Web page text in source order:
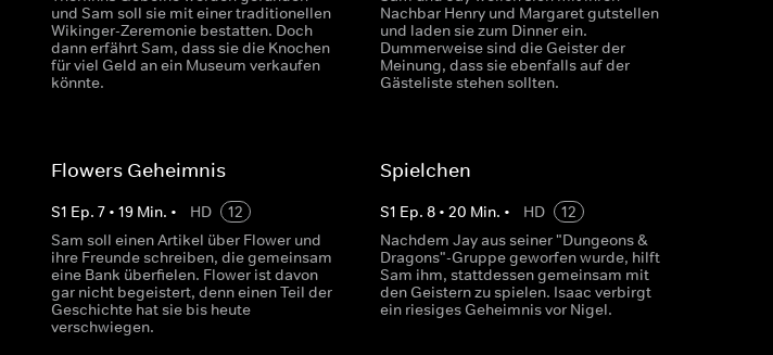
und Sam soll sie mit einer traditionellen
Wikinger-Zeremonie bestatten. Doch
dann erfährt Sam, dass sie die Knochen
für viel Geld an ein Museum verkaufen
könnte.
Nachbar Henry und Margaret gutstellen
und laden sie zum Dinner ein.
Dummerweise sind die Geister der
Meinung, dass sie ebenfalls auf der
Gästeliste stehen sollten.
Flowers Geheimnis
S1 Ep. 7• 19Min. • HD
12
Sam soll einen Artikel über Flower und
ihre Freunde schreiben, die gemeinsam
eine Bank überfielen. Flower ist davon
gar nicht begeistert, denn einen Teil der
Geschichte hat sie bis heute
verschwiegen.
Spielchen
S1 Ep. 8• 20 Min. • HD
12
Nachdem Jay aus seiner "Dungeons &
Dragons"-Gruppe geworfen wurde, hilft
Sam ihm, stattdessen gemeinsam mit
den Geistern zu spielen. Isaac verbirgt
ein riesiges Geheimnis vor Nigel.